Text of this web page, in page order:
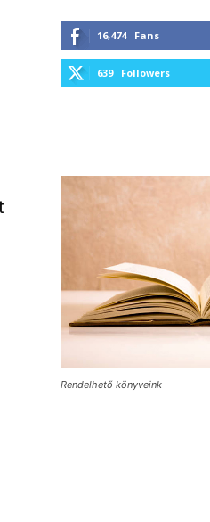
16,474 Fans
639 Followers
Rendelhető könyveink